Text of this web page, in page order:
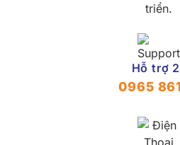
triển.
Hỗ trợ
0965